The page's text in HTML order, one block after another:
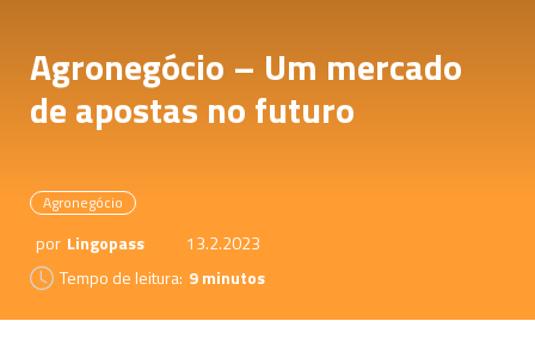
Agronegócio – Um mercado
de apostas no futuro
Agronegócio
por Lingopass
13.2.2023
Tempo de leitura: 9 minutos